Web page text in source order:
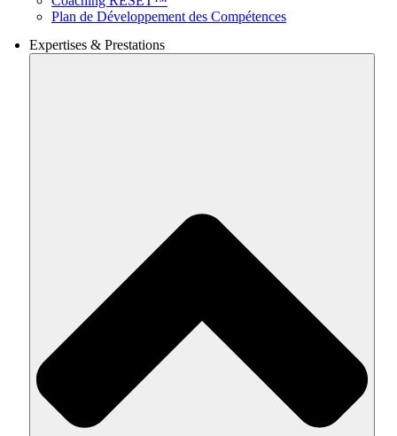
Plan de Développement des Compétences
Expertises & Prestations